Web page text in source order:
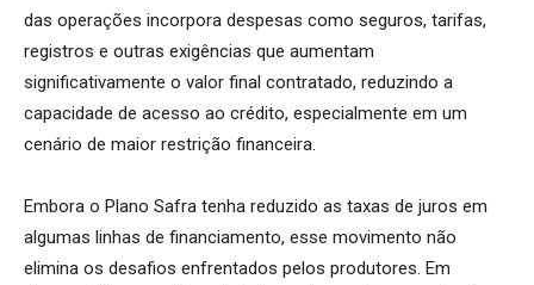
das operações incorpora despesas como seguros, tarifas,
registros e outras exigências que aumentam
significativamente o valor final contratado, reduzindo a
capacidade de acesso ao crédito, especialmente em um
cenário de maior restrição financeira.
Embora o Plano Safra tenha reduzido as taxas de juros em
algumas linhas de financiamento, esse movimento não
elimina os desafios enfrentados pelos produtores. Em